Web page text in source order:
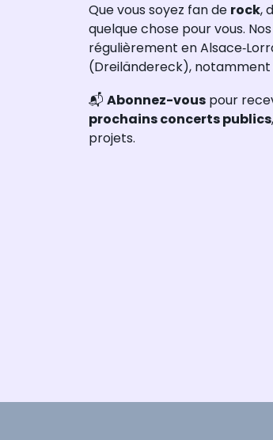
Que vous soyez fan de rock,
quelque chose pour vous.
régulièrement en
(Dreiländereck), notamment
📬 Abonnez-vous pour
prochains concerts publics
projets.